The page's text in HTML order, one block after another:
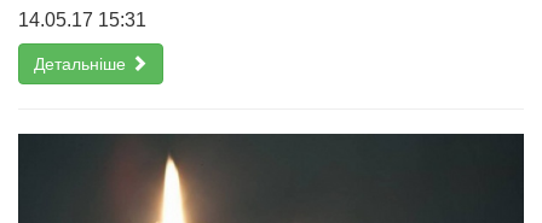
14.05.17 15:31
Детальніше